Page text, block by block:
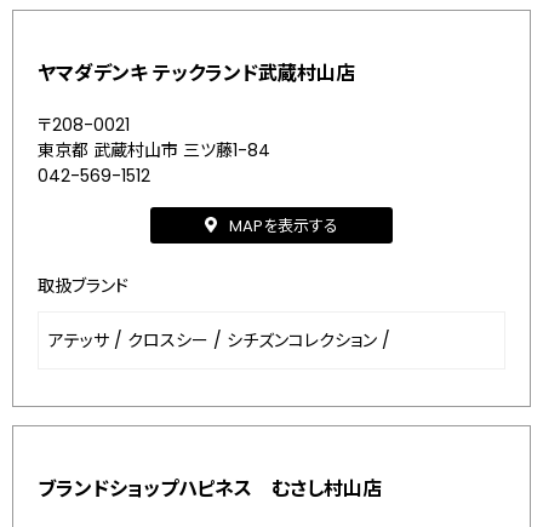
ヤマダデンキ テックランド武蔵村山店
〒208-0021
東京都 武蔵村山市 三ツ藤1-84
042-569-1512
MAPを表示する
取扱ブランド
アテッサ / クロスシー / シチズンコレクション /
ブランドショップハピネス むさし村山店